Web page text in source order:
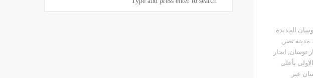
الجديدة
مدينة نصر ,
توسان, ايجار
بأعلى
عبر